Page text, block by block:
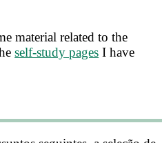
material related to the
self-study pages I have